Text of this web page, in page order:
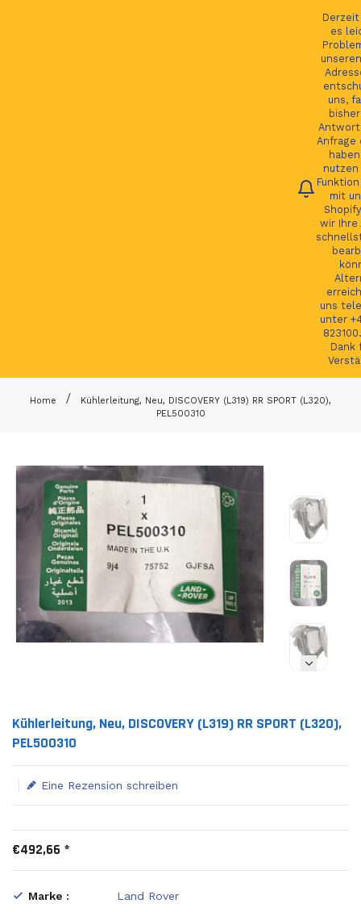
es
uns,
Antwort
Anfrage
nutzen
mit
wir Ihre
uns
unter
Dank
Home
Kühlerleitung, Neu, DISCOVERY (L319) RR SPORT (L320),
PEL500310
Kühlerleitung, Neu, DISCOVERY (L319) RR SPORT (L320),
PEL500310
Eine Rezension schreiben
Translation missing: de.products.product.loader_label
€492,66 *
Marke :
Land Rover